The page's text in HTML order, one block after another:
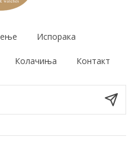
Испорака
Колачиња Контакт